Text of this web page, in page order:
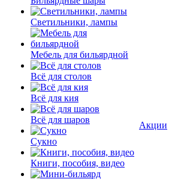
Светильники, лампы
Мебель для бильярдной
Всё для столов
Всё для кия
Всё для шаров
Сукно
Книги, пособия, видео
Акции